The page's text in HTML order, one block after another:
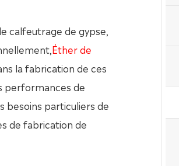
calfeutrage de gypse,
Éther de
la fabrication de ces
performances de
besoins particuliers de
de fabrication de